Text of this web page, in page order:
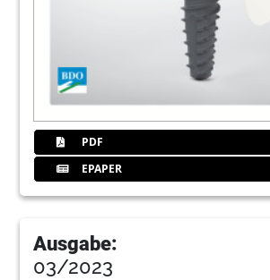
PDF
EPAPER
Ausgabe:
03/2023